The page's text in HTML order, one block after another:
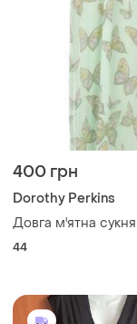
400 грн
Dorothy Perkins
Довга м'ятна сукня